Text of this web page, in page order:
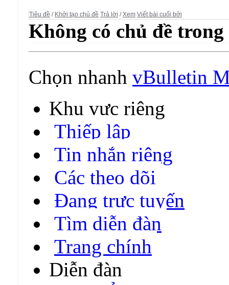
Tiêu đề / Khởi tạo chủ đề Trả lời /Xem Viết bài cuối bởi
Không có chủ đề
Chọn nhanh vBulletin
Khu vực riêng
Thiếp lập
Tin nhắn riêng
Các theo dõi
Đang trực tuyến
Tìm diễn đàn
Trang chính
Diễn đàn